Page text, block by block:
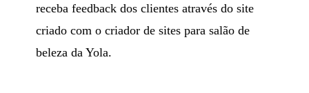
receba feedback dos clientes através do site
criado com o criador de sites para salão de
beleza da Yola.